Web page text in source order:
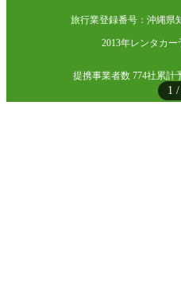
1 /
旅行業登録番号：沖縄県
2013年レンタカ
提携事業者数 774社累計